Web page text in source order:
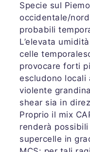
Specie sul
occidentale/
probabili
L’elevata
celle
provocare forti
escludono locali
violente
shear sia in
Proprio il mix
renderà
supercelle in